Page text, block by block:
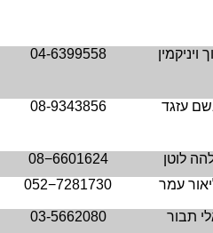
ויניקמין 04-6399558
עזגד 08-9343856
לוטן 08−6601624
עמר
052−7281730
תבור
03-5662080